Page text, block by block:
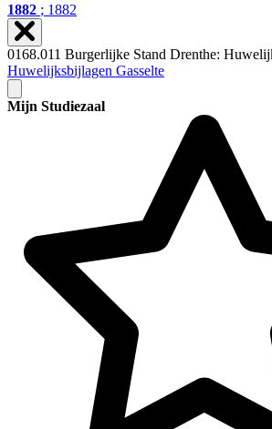
1882 ; 1882
0168.011 Burgerlijke Stand Drenthe:
Huwelijksbijlagen Gasselte
Mijn Studiezaal